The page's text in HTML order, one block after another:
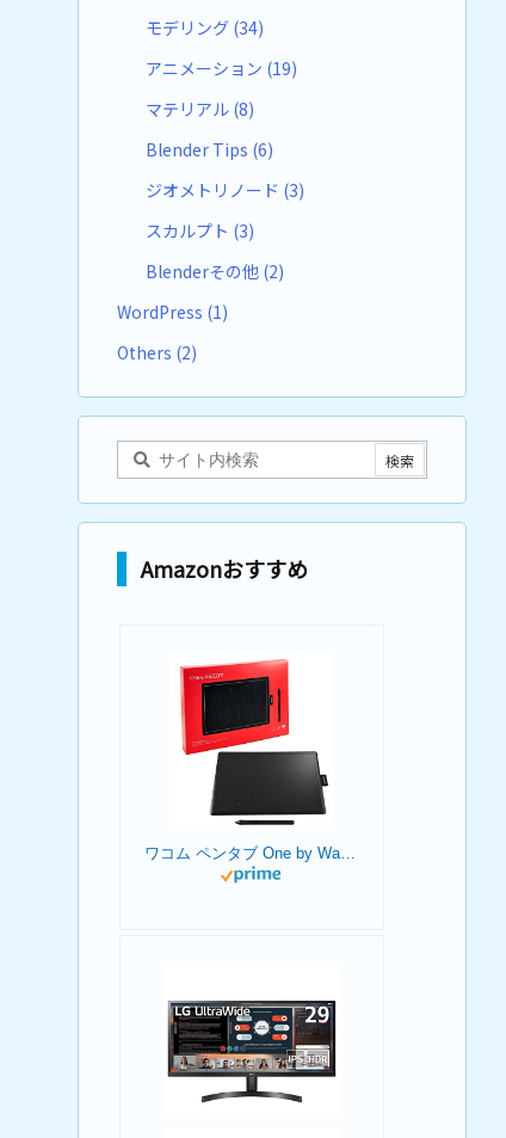
モデリング (34)
アニメーション (19)
マテリアル (8)
Blender Tips (6)
ジオメトリノード (3)
スカルプト (3)
Blenderその他 (2)
WordPress (1)
Others (2)
Amazonおすすめ
ワコム ペンタブ One by Wacom Medium Chromebook 対応 ペン入力専用モデル Mサイズ 板タブ CTL-672/K0-C